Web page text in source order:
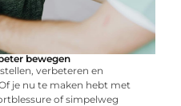
bewegen
verbeteren en
je nu te maken hebt met
of simpelweg